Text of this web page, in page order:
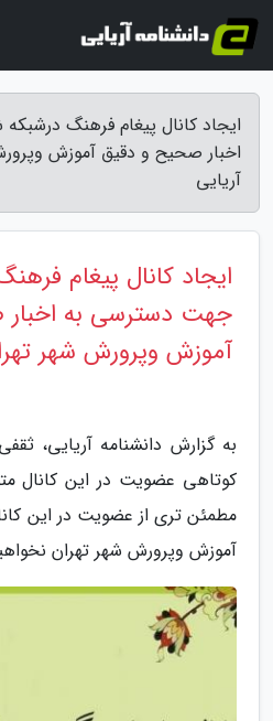
ایجاد کانال پیغام فرهنگ
اخبار صحیح و دقیق آموزش
آریایی
ایجاد کانال پیغام
جهت دسترسی به
آموزش وپرورش شهر
به گزارش دانشنامه آریایی،
کوتاهی عضویت در این کانال
مطمئن تری از عضویت در این
آموزش وپرورش شهر تهران